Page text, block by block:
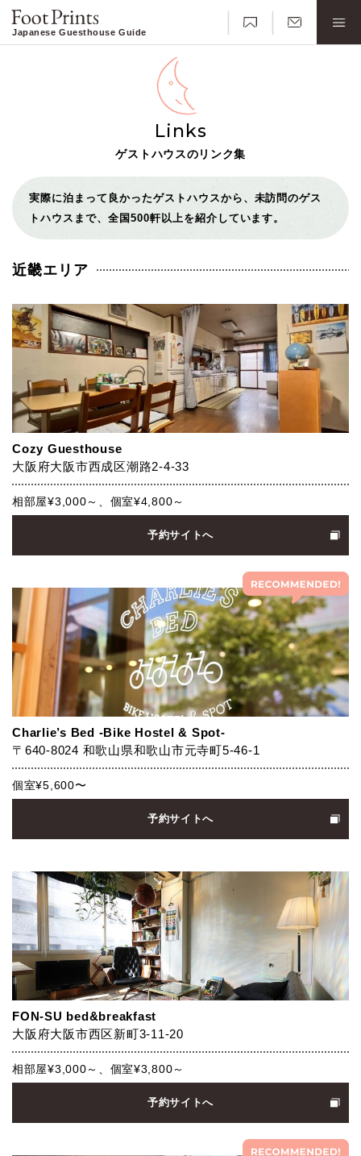
Japanese Guesthouse Guide
Links
ゲストハウスのリンク集
実際に泊まって良かったゲストハウスから、未訪問のゲス
トハウスまで、全国500軒以上を紹介しています。
近畿エリア
Cozy Guesthouse
大阪府大阪市西成区潮路2-4-33
相部屋¥3,000～、個室¥4,800～
予約サイトへ
Charlie’s Bed -Bike Hostel & Spot-
〒640-8024 和歌⼭県和歌⼭市元寺町5-46-1
個室¥5,600〜
予約サイトへ
FON-SU bed&breakfast
大阪府大阪市西区新町3-11-20
相部屋¥3,000～、個室¥3,800～
予約サイトへ